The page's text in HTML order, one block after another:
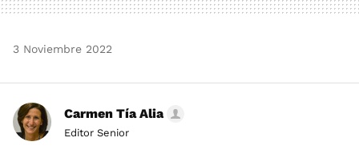
3 Noviembre 2022
Carmen Tía Alia
Editor Senior